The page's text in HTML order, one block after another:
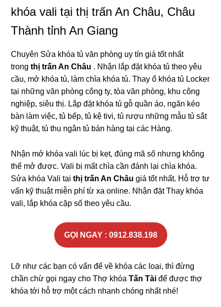
khóa vali tại thị trấn An Châu, Châu
Thành tỉnh An Giang
Chuyên Sửa khóa tủ văn phòng uy tín giá tốt nhất
trongthị trấn An Châu . Nhận lắp đặt khóa tủ theo yêu
cầu, mở khóa tủ, làm chìa khóa tủ. Thay ổ khóa tủ Locker
tại những văn phòng công ty, tòa văn phòng, khu công
nghiệp, siêu thị. Lắp đặt khóa tủ gỗ quần áo, ngăn kéo
bàn làm việc, tủ bếp, tủ kệ tivi, tủ rượu những mẫu tủ sắt
kỹ thuật, tủ thu ngân tủ bán hàng tại các Hàng.
Nhận mở khóa vali lúc bị kẹt, đúng mã số nhưng không
thể mở được. Vali bị mất chìa cần đánh lại chìa khóa.
Sửa khóa Vali tạithị trấn An Châugiá tốt nhất. Hỗ trợ tư
vấn kỹ thuật miễn phí từ xa online. Nhận đặt Thay khóa
vali, lắp khóa cặp số theo yêu cầu.
GỌI NGAY : 0912.838.198
Lỡ như các bạn có vấn để về khóa các loại, thì đừng
chần chừ gọi ngay cho Thợ khóaTấn Tàiđể được thợ
khóa tới hỗ trợ một cách nhanh chóng nhất nhé!